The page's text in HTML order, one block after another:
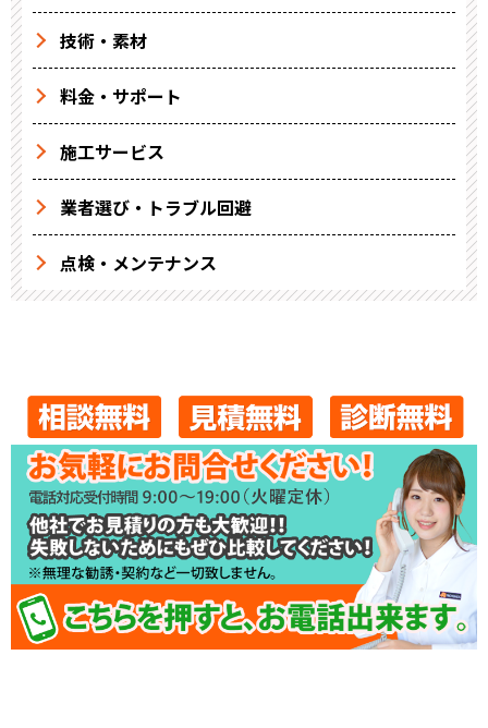
技術・素材
料金・サポート
施工サービス
業者選び・トラブル回避
点検・メンテナンス